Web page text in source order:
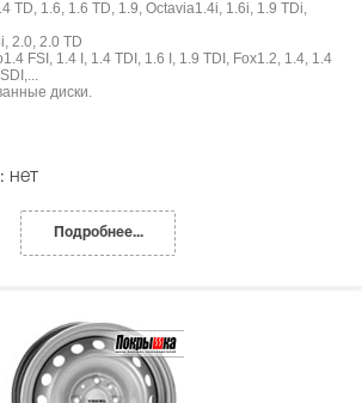
TD, 1.6, 1.6 TD, 1.9, Octavia1.4i, 1.6i, 1.9 TDi,
2.0, 2.0 TD
FSI, 1.4 I, 1.4 TDI, 1.6 I, 1.9 TDI, Fox1.2, 1.4, 1.4
диски.
нет
Подробнее...